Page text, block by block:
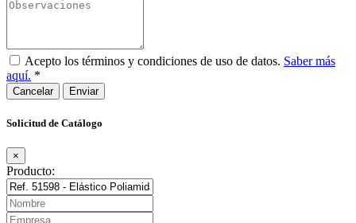
Acepto los términos y condiciones de uso de datos. Saber más
aquí. *
Cancelar
Solicitud de Catálogo
×
Producto: